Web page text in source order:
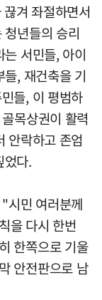
겨 좌절하면서
년들의 승리
서민들, 아이
, 재건축을 기
들, 이 평범하
목상권이 활력
안락하고 존엄
었다.
시민 여러분께
을 다시 한번
한쪽으로 기울
안전판으로 남